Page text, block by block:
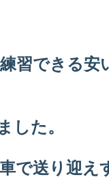
習できる
した。
で送り迎